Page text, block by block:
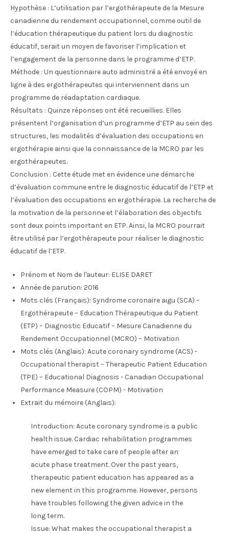
Hypothèse : L’utilisation par l’ergothérapeute de la Mesure
canadienne du rendement occupationnel, comme outil de
l’éducation thérapeutique du patient lors du diagnostic
éducatif, serait un moyen de favoriser l’implication et
l’engagement de la personne dans le programme d’ETP.
Méthode : Un questionnaire auto administré a été envoyé en
ligne à des ergothérapeutes qui interviennent dans un
programme de réadaptation cardiaque.
Résultats : Quinze réponses ont été recueillies. Elles
présentent l’organisation d’un programme d’ETP au sein des
structures, les modalités d’évaluation des occupations en
ergothérapie ainsi que la connaissance de la MCRO par les
ergothérapeutes.
Conclusion : Cette étude met en évidence une démarche
d’évaluation commune entre le diagnostic éducatif de l’ETP et
l’évaluation des occupations en ergothérapie. La recherche de
la motivation de la personne et l’élaboration des objectifs
sont deux points important en ETP. Ainsi, la MCRO pourrait
être utilisé par l’ergothérapeute pour réaliser le diagnostic
éducatif de l’ETP.
Prénom et Nom de l'auteur: ELISE DARET
Année de parution: 2016
Mots clés (Français): Syndrome coronaire aigu (SCA) –
Ergothérapeute – Education Thérapeutique du Patient
(ETP) – Diagnostic Educatif – Mesure Canadienne du
Rendement Occupationnel (MCRO) – Motivation
Mots clés (Anglais): Acute coronary syndrome (ACS) -
Occupational therapist – Therapeutic Patient Education
(TPE) – Educational Diagnosis - Canadian Occupational
Performance Measure (COPM) - Motivation
Extrait du mémoire (Anglais):
Introduction: Acute coronary syndrome is a public
health issue. Cardiac rehabilitation programmes
have emerged to take care of people after an
acute phase treatment. Over the past years,
therapeutic patient education has appeared as a
new element in this programme. However, persons
have troubles following the given advice in the
long term.
Issue: What makes the occupational therapist a